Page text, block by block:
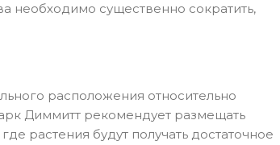
необходимо существенно сократить,
расположения относительно
Диммитт рекомендует размещать
растения будут получать достаточное